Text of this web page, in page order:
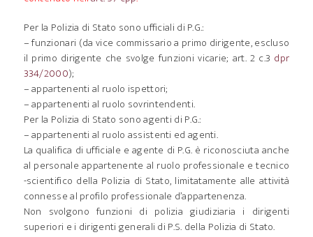
Per la Polizia di Stato sono ufficiali di P.G.:
– funzionari (da vice commissario a primo dirigente, escluso
il primo dirigente che svolge funzioni vicarie; art. 2 c.3 dpr
334/2000);
– appartenenti al ruolo ispettori;
– appartenenti al ruolo sovrintendenti.
Per la Polizia di Stato sono agenti di P.G.:
– appartenenti al ruolo assistenti ed agenti.
La qualifica di ufficiale e agente di P.G. è riconosciuta anche
al personale appartenente al ruolo professionale e tecnico
-scientifico della Polizia di Stato, limitatamente alle attività
connesse al profilo professionale d’appartenenza.
Non svolgono funzioni di polizia giudiziaria i dirigenti
superiori e i dirigenti generali di P.S. della Polizia di Stato.